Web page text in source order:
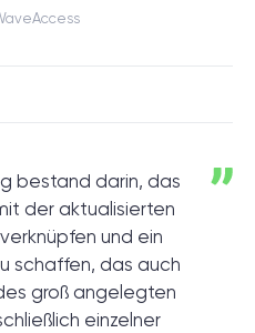
bestand darin, das
der aktualisierten
und ein
schaffen, das auch
groß angelegten
einzelner